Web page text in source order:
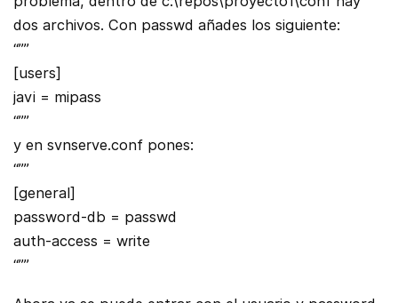
dos archivos. Con passwd añades los siguiente:
“””
[users]
javi = mipass
“””
y en svnserve.conf pones:
“””
[general]
password-db = passwd
auth-access = write
“””